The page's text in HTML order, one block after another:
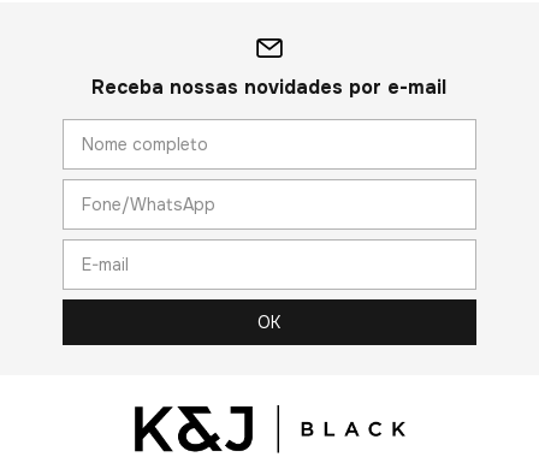
Receba nossas novidades por e-mail